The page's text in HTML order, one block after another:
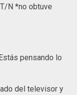
N *no obtuve
pensando lo
del televisor y